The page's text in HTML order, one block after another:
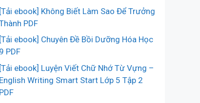
[Tải ebook] Không Biết Làm Sao Để Trưởng
PDF
[Tải ebook] Chuyên Đề Bồi Dưỡng Hóa Học
9 PDF
[Tải ebook] Luyện Viết Chữ Nhớ Từ Vựng –
English Writing Smart Start Lớp 5 Tập 2
PDF